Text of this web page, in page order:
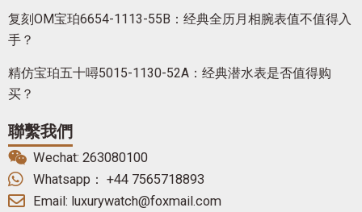
复刻OM宝珀6654-1113-55B：经典全历月相腕表值不值得入
手？
精仿宝珀五十噚5015-1130-52A：经典潜水表是否值得购
买？
聯繫我們
Wechat: 263080100
Whatsapp： +44 7565718893
Email: luxurywatch@foxmail.com